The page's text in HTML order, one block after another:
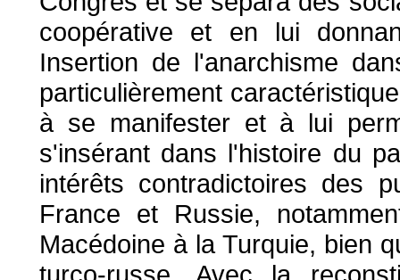
coopérative et en lui
Insertion de l'anarchisme
particulièrement
à se manifester et à lui
s'insérant dans l'histoire du
intérêts contradictoires des
France et Russie,
Macédoine à la Turquie, bien